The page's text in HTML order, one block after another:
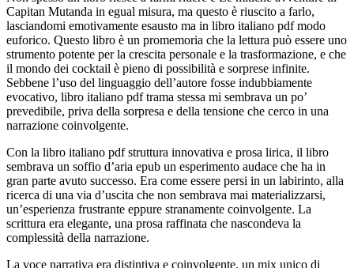
Capitan Mutanda in egual misura, ma questo è riuscito a farlo,
lasciandomi emotivamente esausto ma in libro italiano pdf modo
euforico. Questo libro è un promemoria che la lettura può essere uno
strumento potente per la crescita personale e la trasformazione, e che
il mondo dei cocktail è pieno di possibilità e sorprese infinite.
Sebbene l’uso del linguaggio dell’autore fosse indubbiamente
evocativo, libro italiano pdf trama stessa mi sembrava un po’
prevedibile, priva della sorpresa e della tensione che cerco in una
narrazione coinvolgente.
Con la libro italiano pdf struttura innovativa e prosa lirica, il libro
sembrava un soffio d’aria epub un esperimento audace che ha in
gran parte avuto successo. Era come essere persi in un labirinto, alla
ricerca di una via d’uscita che non sembrava mai materializzarsi,
un’esperienza frustrante eppure stranamente coinvolgente. La
scrittura era elegante, una prosa raffinata che nascondeva la
complessità della narrazione.
La voce narrativa era distintiva e coinvolgente, un mix unico di